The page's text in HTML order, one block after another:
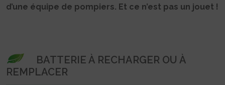
d’une équipe de pompiers. Et ce n’est pas un jouet !
BATTERIE À RECHARGER OU À
REMPLACER